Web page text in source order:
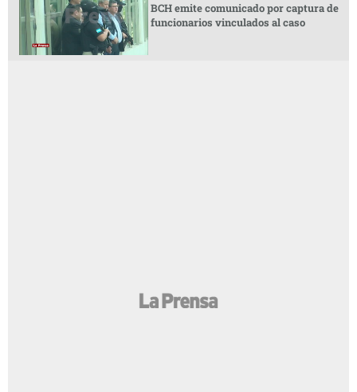
BCH emite comunicado por captura de
funcionarios vinculados al caso